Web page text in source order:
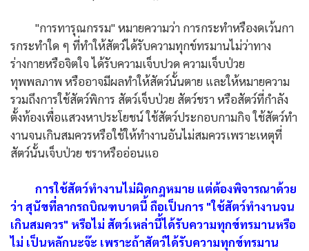
"การทารุณกรรม" หมายความว่า การกระทําหรืองดเว้นกา
รกระทําใด ๆ ที่ทําให้สัตว์ได้รับความทุกข์ทรมานไม่ว่าทาง
ร่างกายหรือจิตใจ ได้รับความเจ็บปวด ความเจ็บป่วย
ทุพพลภาพ หรืออาจมีผลทําให้สัตว์นั้นตาย และให้หมายความ
รวมถึงการใช้สัตว์พิการ สัตว์เจ็บป่วย สัตว์ชรา หรือสัตว์ที่กําลัง
ตั้งท้องเพื่อแสวงหาประโยชน์ ใช้สัตว์ประกอบกามกิจ ใช้สัตว์ทํา
งานจนเกินสมควรหรือใช้ให้ทํางานอันไม่สมควรเพราะเหตุที่
สัตว์นั้นเจ็บป่วย ชราหรืออ่อนแอ
การใช้สัตว์ทำงานไม่ผิดกฎหมาย แต่ต้องพิจารณาด้วย
ว่า สุนัขที่ลากรถบิณฑบาตนี้ ถือเป็นการ "ใช้สัตว์ทํางานจน
เกินสมควร" หรือไม่ สัตว์เหล่านี้ได้รับความทุกข์ทรมานหรือ
ไม่ เป็นหลักนะจ๊ะ เพราะถ้าสัตว์ได้รับความทุกข์ทรมาน